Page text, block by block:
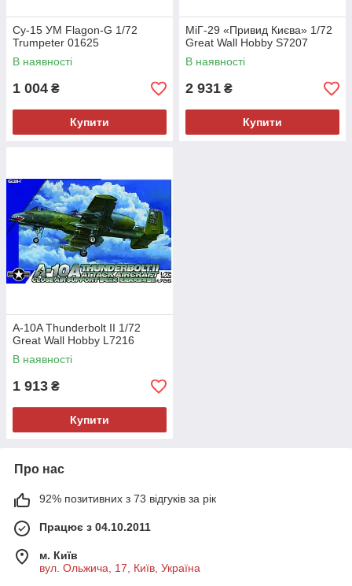
Су-15 УМ Flagon-G 1/72
Trumpeter 01625
В наявності
1 004 ₴
Купити
МіГ-29 «Привид Києва» 1/72
Great Wall Hobby S7207
В наявності
2 931 ₴
Купити
A-10A Thunderbolt II 1/72
Great Wall Hobby L7216
В наявності
1 913 ₴
Купити
Про нас
92% позитивних з 73 відгуків за рік
Працює з 04.10.2011
м. Київ
вул. Ольжича, 17, Київ, Україна